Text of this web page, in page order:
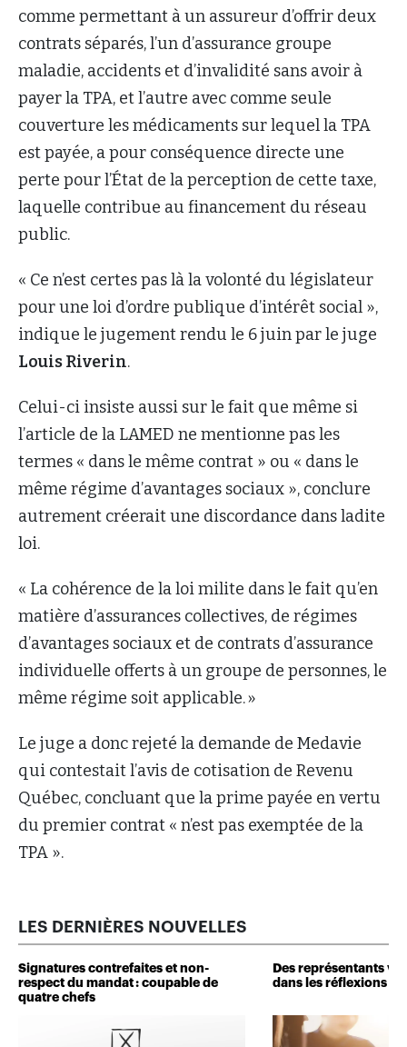
comme permettant à un assureur d’offrir deux
contrats séparés, l’un d’assurance groupe
maladie, accidents et d’invalidité sans avoir à
payer la TPA, et l’autre avec comme seule
couverture les médicaments sur lequel la TPA
est payée, a pour conséquence directe une
perte pour l’État de la perception de cette taxe,
laquelle contribue au financement du réseau
public.
« Ce n’est certes pas là la volonté du législateur
pour une loi d’ordre publique d’intérêt social »,
indique le jugement rendu le 6 juin par le juge
Louis Riverin.
Celui-ci insiste aussi sur le fait que même si
l’article de la LAMED ne mentionne pas les
termes « dans le même contrat » ou « dans le
même régime d’avantages sociaux », conclure
autrement créerait une discordance dans ladite
loi.
« La cohérence de la loi milite dans le fait qu’en
matière d’assurances collectives, de régimes
d’avantages sociaux et de contrats d’assurance
individuelle offerts à un groupe de personnes, le
même régime soit applicable. »
Le juge a donc rejeté la demande de Medavie
qui contestait l’avis de cotisation de Revenu
Québec, concluant que la prime payée en vertu
du premier contrat « n’est pas exemptée de la
TPA ».
LES DERNIÈRES NOUVELLES
Signatures contrefaites et non-
respect du mandat : coupable de
quatre chefs
Des représentants
dans les réflexions de